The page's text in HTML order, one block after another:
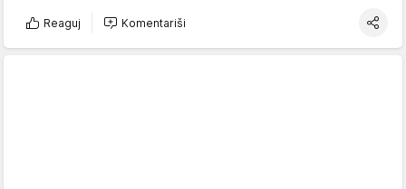
Reaguj Komentariši